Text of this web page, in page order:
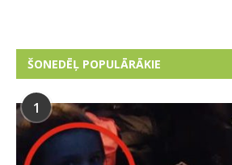
ŠONEDĒĻ POPULĀRĀKIE
1